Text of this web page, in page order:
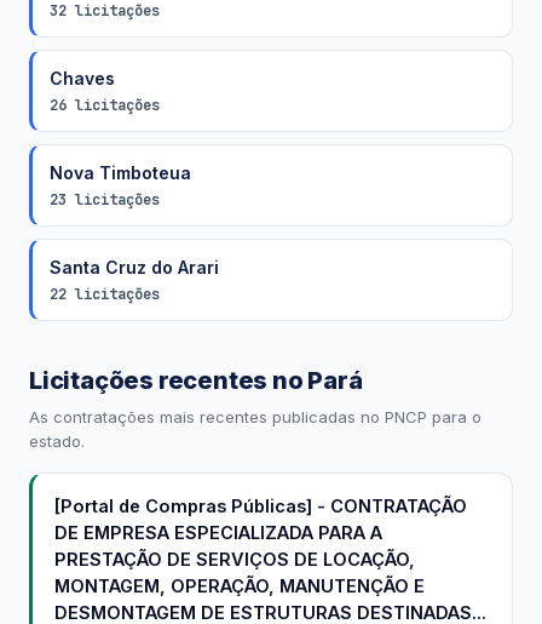
32 licitações
Chaves
26 licitações
Nova Timboteua
23 licitações
Santa Cruz do Arari
22 licitações
Licitações recentes no Pará
As contratações mais recentes publicadas no PNCP para o
estado.
[Portal de Compras Públicas] - CONTRATAÇÃO
DE EMPRESA ESPECIALIZADA PARA A
PRESTAÇÃO DE SERVIÇOS DE LOCAÇÃO,
MONTAGEM, OPERAÇÃO, MANUTENÇÃO E
DESMONTAGEM DE ESTRUTURAS DESTINADAS...